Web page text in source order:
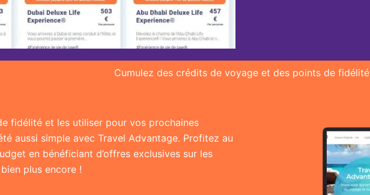
Cumulez des crédits de voyage et des points de fidélité
fidélité et les utiliser pour vos prochaines
aussi simple avec Travel Advantage. Profitez au
en bénéficiant d’offres exclusives sur les
plus encore !